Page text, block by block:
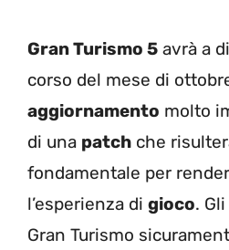
Gran Turismo 5 avrà a
corso del mese di
aggiornamento molto
di una patch che
fondamentale per
l’esperienza di gioco.
Gran Turismo